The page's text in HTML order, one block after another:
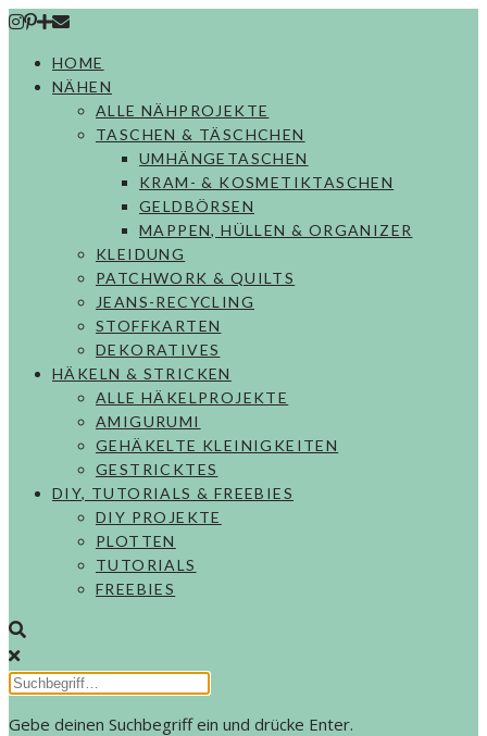
Skip
contentHOME
NÄHEN
ALLE NÄHPROJEKTE
TASCHEN & TÄSCHCHEN
UMHÄNGETASCHEN
KRAM- & KOSMETIKTASCHEN
GELDBÖRSEN
MAPPEN, HÜLLEN & ORGANIZER
KLEIDUNG
PATCHWORK & QUILTS
JEANS-RECYCLING
STOFFKARTEN
DEKORATIVES
HÄKELN & STRICKEN
ALLE HÄKELPROJEKTE
AMIGURUMI
GEHÄKELTE KLEINIGKEITEN
GESTRICKTES
DIY, TUTORIALS & FREEBIES
DIY PROJEKTE
PLOTTEN
TUTORIALS
FREEBIES
Gebe deinen Suchbegriff ein und drücke Enter.